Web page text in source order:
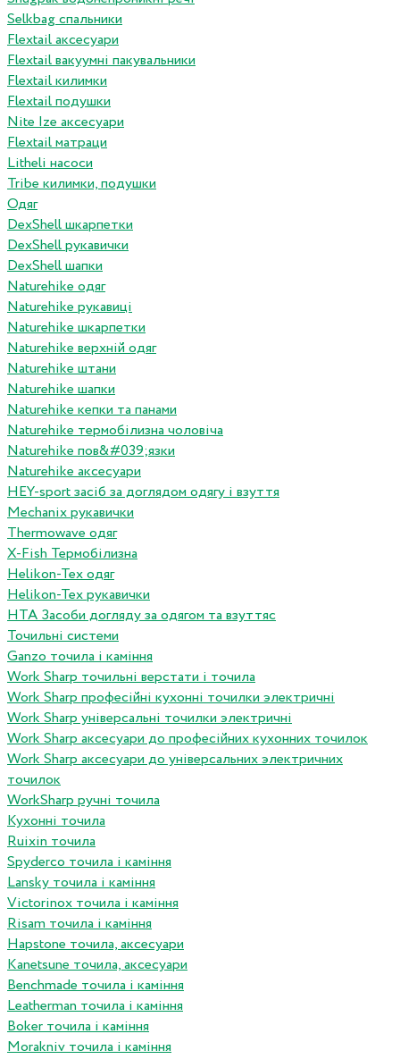
Selkbag спальники
Flextail аксесуари
Flextail вакуумні пакувальники
Flextail килимки
Flextail подушки
Nite Ize аксесуари
Flextail матраци
Litheli насоси
Tribe килимки, подушки
Одяг
DexShell шкарпетки
DexShell рукавички
DexShell шапки
Naturehike одяг
Naturehike рукавиці
Naturehike шкарпетки
Naturehike верхній одяг
Naturehike штани
Naturehike шапки
Naturehike кепки та панами
Naturehike термобілизна чоловіча
Naturehike пов&#039;язки
Naturehike аксесуари
HEY-sport засіб за доглядом одягу і взуття
Mechanix рукавички
Thermowave одяг
X-Fish Термобілизна
Helikon-Tex одяг
Helikon-Tex рукавички
HTA Засоби догляду за одягом та взуттяс
Точильні системи
Ganzo точила і каміння
Work Sharp точильні верстати і точила
Work Sharp професiйнi кухоннi точилки электричнi
Work Sharp унiверсальнi точилки электричнi
Work Sharp аксесуари до професiйних кухонних точилок
Work Sharp аксесуари до унiверсальних электричних
точилок
WorkSharp ручні точила
Кухонні точила
Ruixin точила
Spyderco точила і каміння
Lansky точила і каміння
Victorinox точила і каміння
Risam точила і каміння
Hapstone точила, аксесуари
Kanetsune точила, аксесуари
Benchmade точила і каміння
Leatherman точила і каміння
Boker точила і каміння
Morakniv точила і каміння